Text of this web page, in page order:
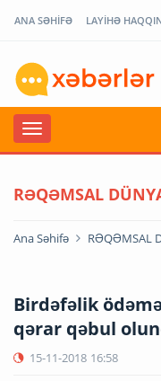
ANA SƏHİFƏ LAYİHƏ
RƏQƏMSAL
Ana Səhifə RƏQƏMSAL
Birdəfəlik
qərar qəbul
15-11-2018 16:58